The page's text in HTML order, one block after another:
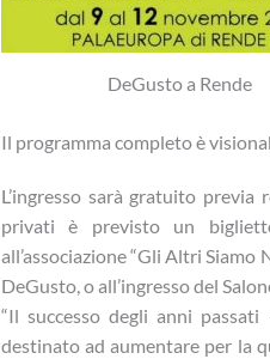
DeGusto a Rende
Il programma completo è
L’ingresso sarà gratuito
privati è previsto un
all’associazione “Gli Altri
DeGusto, o all’ingresso del
“Il successo degli anni
destinato ad aumentare per la